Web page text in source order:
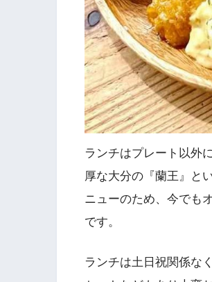
ランチはプレート以外
厚な大分の『蘭王』と
ニューのため、今でも
です。
ランチは土日祝関係な